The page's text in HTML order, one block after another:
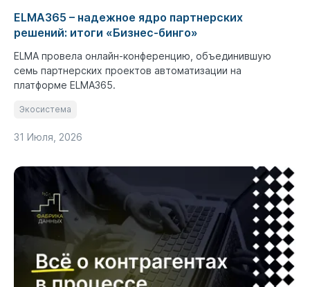
ELMA365 – надежное ядро партнерских
решений: итоги «Бизнес-бинго»
ELMA провела онлайн-конференцию, объединившую
семь партнерских проектов автоматизации на
платформе ELMA365.
Экосистема
31 Июля, 2026